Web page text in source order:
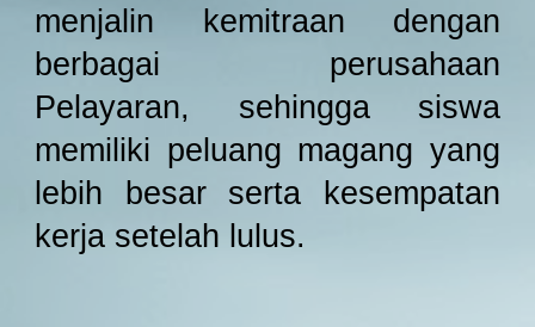
menjalin kemitraan dengan
berbagai perusahaan
Pelayaran, sehingga siswa
memiliki peluang magang yang
lebih besar serta kesempatan
kerja setelah lulus.